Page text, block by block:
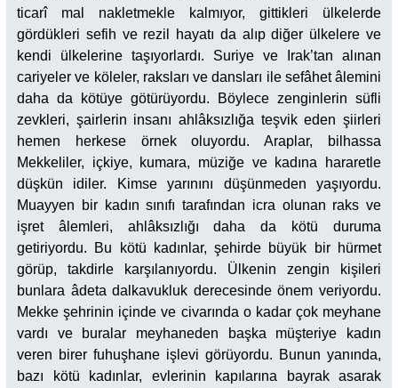
ticarî mal nakletmekle kalmıyor, gittikleri ülkelerde
gördükleri sefih ve rezil hayatı da alıp diğer ülkelere ve
kendi ülkelerine taşıyorlardı. Suriye ve Irak’tan alınan
cariyeler ve köleler, raksları ve dansları ile sefâhet âlemini
daha da kötüye götürüyordu. Böylece zenginlerin süfli
zevkleri, şairlerin insanı ahlâksızlığa teşvik eden şiirleri
hemen herkese örnek oluyordu. Araplar, bilhassa
Mekkeliler, içkiye, kumara, müziğe ve kadına hararetle
düşkün idiler. Kimse yarınını düşünmeden yaşıyordu.
Muayyen bir kadın sınıfı tarafından icra olunan raks ve
işret âlemleri, ahlâksızlığı daha da kötü duruma
getiriyordu. Bu kötü kadınlar, şehirde büyük bir hürmet
görüp, takdirle karşılanıyordu. Ülkenin zengin kişileri
bunlara âdeta dalkavukluk derecesinde önem veriyordu.
Mekke şehrinin içinde ve civarında o kadar çok meyhane
vardı ve buralar meyhaneden başka müşteriye kadın
veren birer fuhuşhane işlevi görüyordu. Bunun yanında,
bazı kötü kadınlar, evlerinin kapılarına bayrak asarak